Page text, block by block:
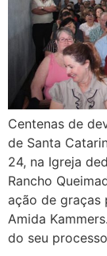
Centenas de
de Santa
24, na Igreja
Rancho
ação de graças
Amida
do seu